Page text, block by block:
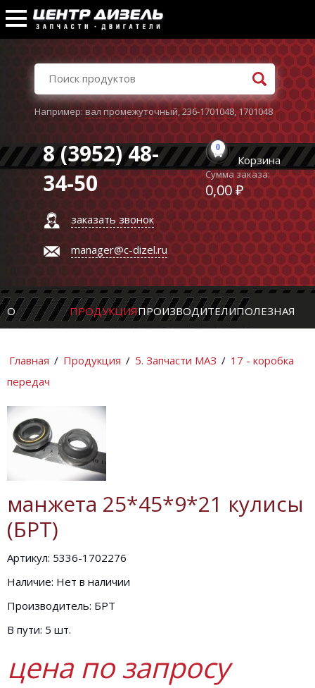
Например:вал промежуточный,236-1701048,1701048
8 (3952) 48-
34-50
заказать звонок
manager@c-dizel.ru
0
Корзина
Сумма заказа:
0,00 ₽
О ПРОДУКЦИЯПРОИЗВОДИТЕЛИПОЛЕЗНАЯ
Главная / Продукция / 5. Запчасти МАЗ / 17 - коробка
передач
манжета 25*45*9*21 кулисы
(БРТ)
Артикул: 5336-1702276
Наличие: Нет в наличии
Производитель: БРТ
В пути: 5 шт.
цена по запросу